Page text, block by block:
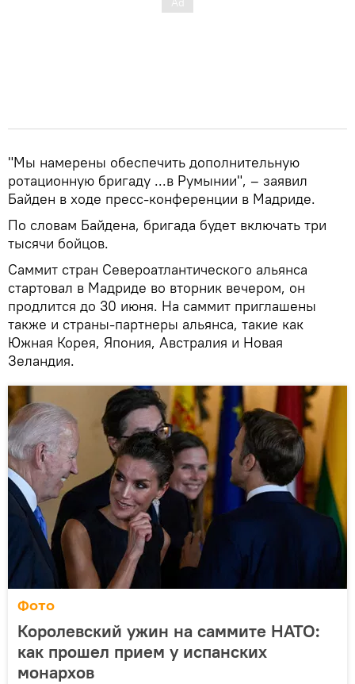
"Мы намерены обеспечить дополнительную
ротационную бригаду ...в Румынии", – заявил
Байден в ходе пресс-конференции в Мадриде.
По словам Байдена, бригада будет включать три
тысячи бойцов.
Саммит стран Североатлантического альянса
стартовал в Мадриде во вторник вечером, он
продлится до 30 июня. На саммит приглашены
также и страны-партнеры альянса, такие как
Южная Корея, Япония, Австралия и Новая
Зеландия.
Фото
Королевский ужин на саммите НАТО:
как прошел прием у испанских
монархов